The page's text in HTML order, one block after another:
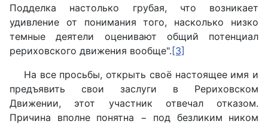
Подделка настолько грубая, что возникает
удивление от понимания того, насколько низко
темные деятели оценивают общий потенциал
рериховского движения вообще". [3]
На все просьбы, открыть своё настоящее имя и
предъявить свои заслуги в Рериховском
Движении, этот участник отвечал отказом.
Причина вполне понятна − под безликим ником